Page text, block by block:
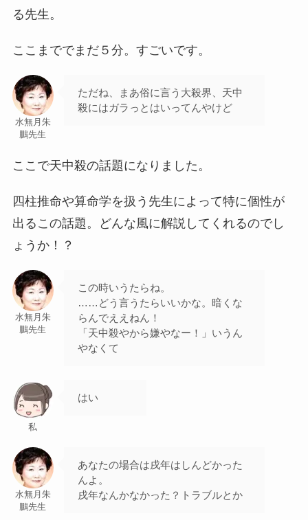
る先生。
ここまででまだ５分。すごいです。
水無月朱
鵬先生
ただね、まあ俗に言う大殺界、天中
殺にはガラっとはいってんやけど
ここで天中殺の話題になりました。
四柱推命や算命学を扱う先生によって特に個性が
出るこの話題。どんな風に解説してくれるのでし
ょうか！？
水無月朱
鵬先生
この時いうたらね。
……どう言うたらいいかな。暗くな
らんでええねん！
「天中殺やから嫌やなー！」いうん
やなくて
私
はい
水無月朱
鵬先生
あなたの場合は戌年はしんどかった
んよ。
戌年なんかなかった？トラブルとか